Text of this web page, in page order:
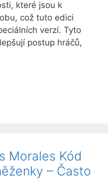
které jsou k
což tuto edici
verzí. Tyto
postup hráčů,
Morales Kód
– Často